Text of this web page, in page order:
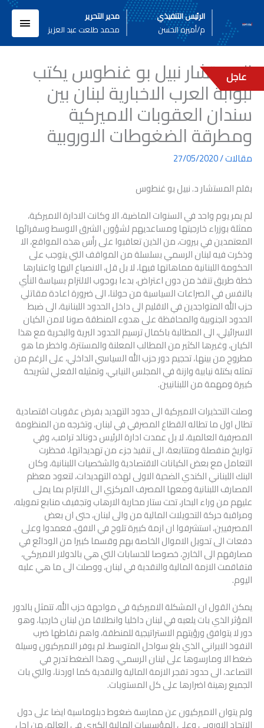
المحتوى
الرئيس التنفيذي
م/أميره الحسن
مدير التحرير
محمد طلعت عبد العزيز
عاجل
المستشار نبيل بو غنطوس يكتب
لبوابة العرب الاخبارية لبنان بين
سندان العقوبات الاميركية
ومطرقة الضغوطات الاوروبية
مقالات/
27/05/2020
بقلم المستشار د. نبيل بو غنطوس
لم يمر يوم واحد في السنوات الماضية، الا وكانت الادارة الاميركية،
ممثلة بوزراء خارجيتها ومساعديهم لشؤون الشرق الاوسط وسفرائها
المعتمدين في بيروت، من الذين تعاقبوا على رأس هذه المواقع، الا
وذكرت فيه لبنان الرسمي بسلسلة من المواقف التي يتوجب على
الحكومة اللبنانية مماهاتها فيها، لا بل قل، الانصياع اليها واعتبارها
خطة طريق تنفذ من دون اعتراض، بدءا بوجوب الالتزام بسياسة النأي
بالنفس في الصراعات السياسية من حولنا، الى ضرورة اعادة مقاتلي
حزب الله المتواجدين في الاقليم الى داخل الحدود اللبنانية، الى ضبط
الحدود الجنوبية والمحافظة على هدوء المنطقة صونا لامن الكيان
الاسرائيلي، الى المطالبة باكمال ترسيم الحدود البرية والبحرية مع هذا
الكيان، وغيرها الكثير من المطالب المعلنة والمستترة، واخطر ما هو
مطروح من بينها، تحجيم دور حزب الله السياسي الداخلي، على الرغم من
تمثله بكتلة نيابية وازنة في المجلس النيابي، وتمثيله الفعلي لشريحة
كبيرة ومهمة من اللبنانيين.
وصلت التحذيرات الاميركية الى حدود التهديد بفرض عقوبات اقتصادية
تطال اول ما تطاله القطاع المصرفي في لبنان، وتخرجه من المنظومة
المصرفية العالمية، لا بل عمدت ادارة الرئيس دونالد ترامب، وفي
تواريخ منفصلة ومتتابعة، الى تنفيذ جزء من تهديداتها، فحظرت
التعامل مع بعض الكيانات الاقتصادية والشخصيات اللبنانية، وكان
البنك اللبناني الكندي الضحية الاولى لهذه التهديدات، لتعود معظم
المصارف اللبنانية ومعها المصرف المركزي الى الالتزام بما يملى
عليهم من وراء البحار، تحت ستار محاربة الارهاب وتجفيف منابع تمويله،
ومراقبة حركة التحويلات المالية من والى لبنان، حتى ان بعض
المصرفيين، استشرفوا ان ازمة كبيرة تلوح في الافق، فعمدوا وعلى
دفعات الى تحويل الاموال الخاصة بهم وقسما كبيرا من الودائع في
مصارفهم الى الخارج، خصوصا للحسابات التي هي بالدولار الاميركي،
فتفاقمت الازمة المالية والنقدية في لبنان، ووصلت الى ما هي عليه
اليوم.
يمكن القول ان المشكلة الاميركية في مواجهة حزب الله، تتمثل بالدور
المؤثر الذي بات يلعبه في لبنان داخليا وانطلاقا من لبنان خارجيا، وهو
دور لا يتوافق ورؤيتهم الاستراتيجية للمنطقة، واهم نقاطها ضرب
النفوذ الايراني الذي بلغ سواحل المتوسط. لم يوفر الاميركيون وسيلة
ضغط الا ومارسوها على لبنان الرسمي، وهذا الضغط تدرج في
التصاعد، الى حدود تفجر الازمة المالية والنقدية كما اوردنا، والتي بات
الجميع رهينة اضرارها على كل المستويات.
ولم يتوان الاميركيون عن ممارسة ضغوط دبلوماسية ايضا على دول